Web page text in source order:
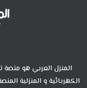
المنزل العربي هو
الكهربائية و المنزلية